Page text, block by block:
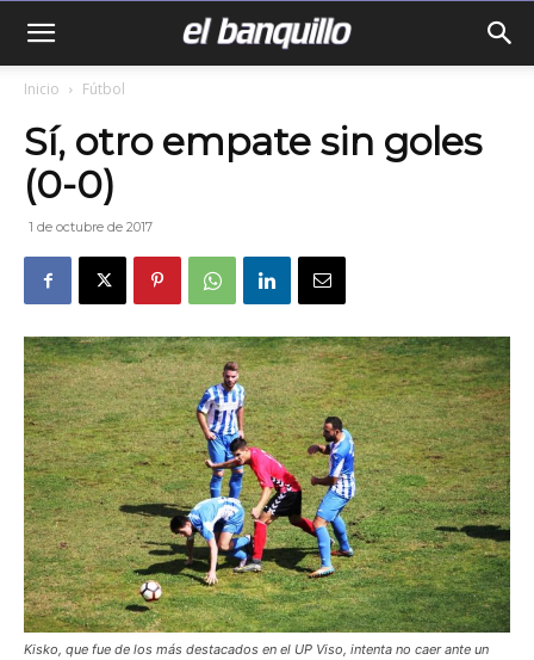
Inicio Fútbol
Sí, otro empate sin goles
(0-0)
1 de octubre de 2017
Kisko, que fue de los más destacados en el UP Viso, intenta no caer ante un